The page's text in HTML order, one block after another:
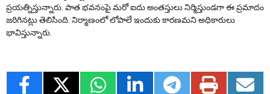
ప్రయత్నిస్తున్నారు. పాత భవనంపై మరో ఐదు అంతస్తులు నిర్మిస్తుండగా ఈ ప్రమాదం
జరిగినట్లు తెలిసింది. నిర్మాణంలో లోపాలే ఇందుకు కారణమని అధికారులు
భావిస్తున్నారు.